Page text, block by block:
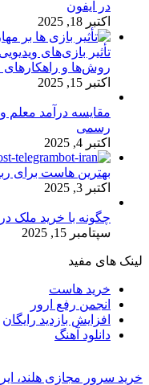
در آیفون
اکتبر 18, 2025
تأثیر بازی‌های
روش‌ها و
اکتبر 15, 2025
رسمی
اکتبر 4, 2025
بهترین هاست برای
اکتبر 3, 2025
چگونه با خرید ملک
سپتامبر 15, 2025
لینک های مفید
خرید هاست
انجمن رفع ارور
افزایش بازدید رایگان
دانلود آهنگ
خرید سرور مجازی هلند،